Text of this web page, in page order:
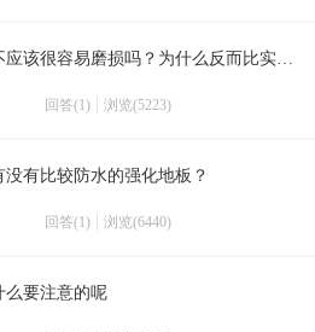
强化地板的表面是装饰纸，不应该很容易磨损吗？为什么反而比实木的更加耐磨呢？有比较好的强化地板推荐吗？
回答(1) 浏览(5223)
有比较防水的强化地板？
回答(1) 浏览(6440)
么要注意的呢